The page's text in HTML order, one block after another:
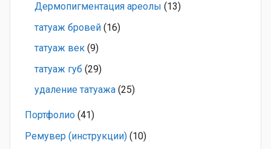
Дермопигментация ареолы (13)
татуаж бровей (16)
татуаж век (9)
татуаж губ (29)
удаление татуажа (25)
Портфолио (41)
Ремувер (инструкции) (10)